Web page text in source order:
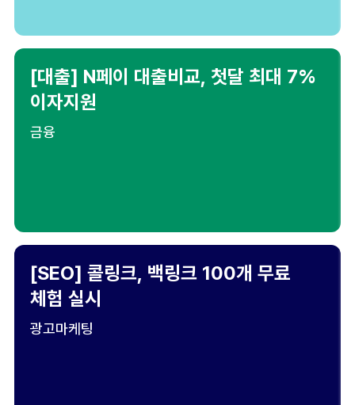
[대출] N페이 대출비교, 첫달 최대 7%
이자지원
금융
[SEO] 콜링크, 백링크 100개 무료
체험 실시
광고마케팅